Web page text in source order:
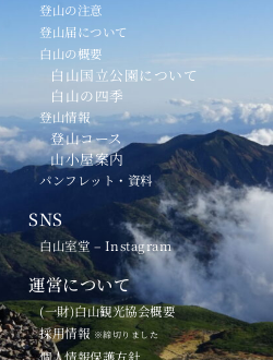
登山の注意
登山届について
白山の概要
白山国立公園について
白山の四季
登山情報
登山コース
山小屋案内
パンフレット・資料
SNS
白山室堂 – Instagram
運営について
(一財)白山観光協会概要
採用情報※締切りました